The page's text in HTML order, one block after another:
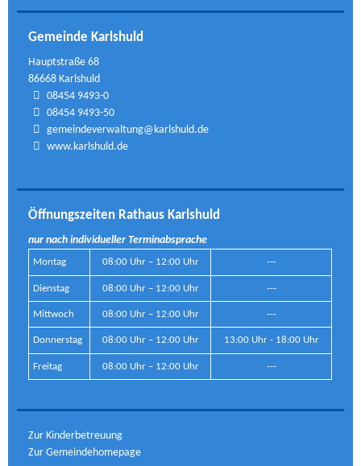
Gemeinde Karlshuld
Hauptstraße 68
86668 Karlshuld
08454 9493-0
08454 9493-50
gemeindeverwaltung@karlshuld.de
www.karlshuld.de
Öffnungszeiten Rathaus Karlshuld
nur nach individueller Terminabsprache
Montag 08:00 Uhr – 12:00 Uhr ---
Dienstag 08:00 Uhr – 12:00 Uhr ---
Mittwoch 08:00 Uhr – 12:00 Uhr ---
Donnerstag 08:00 Uhr – 12:00 Uhr 13:00 Uhr - 18:00 Uhr
Freitag 08:00 Uhr – 12:00 Uhr ---
Zur Kinderbetreuung
Zur Gemeindehomepage